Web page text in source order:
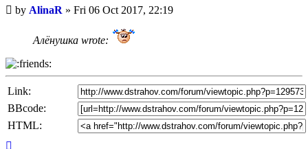
Unread
post
by AlinaR » Fri 06 Oct 2017, 22:19
Алёнушка wrote:
Link:
BBcode:
HTML: